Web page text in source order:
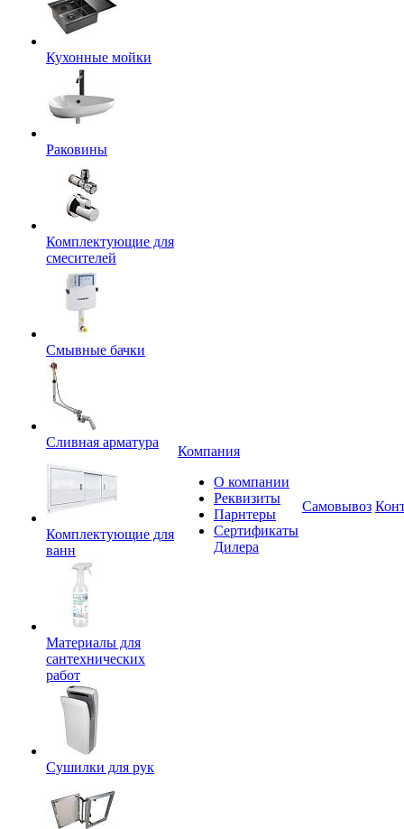
Кухонные мойки
Раковины
Комплектующие для
смесителей
Смывные бачки
Сливная арматура
Комплектующие для
ванн
Материалы для
сантехнических
работ
Сушилки для рук
Компания
О компании
Реквизиты
Парнтеры
Сертификаты
Дилера
Самовывоз